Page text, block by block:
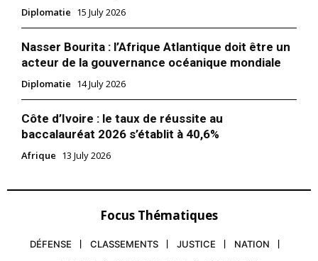
Diplomatie 15 July 2026
Nasser Bourita : l’Afrique Atlantique doit être un
acteur de la gouvernance océanique mondiale
Diplomatie 14 July 2026
Côte d’Ivoire : le taux de réussite au
baccalauréat 2026 s’établit à 40,6%
Afrique 13 July 2026
Focus Thématiques
DÉFENSE CLASSEMENTS JUSTICE
NATION